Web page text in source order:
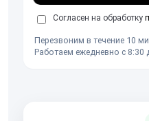
Согласен на обработку
Перезвоним в течение 10
Работаем ежедневно с 8:30